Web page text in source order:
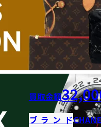
買取金額
ブランド